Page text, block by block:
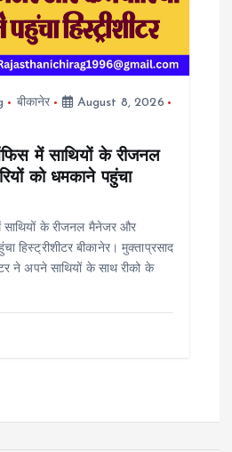
बीकानेर
August 8, 2026
में साथियों के रीजनल
को धमकाने पहुंचा
के रीजनल मैनेजर और
हिस्ट्रीशीटर बीकानेर। मुक्ताप्रसाद
ने अपने साथियों के साथ रीको के